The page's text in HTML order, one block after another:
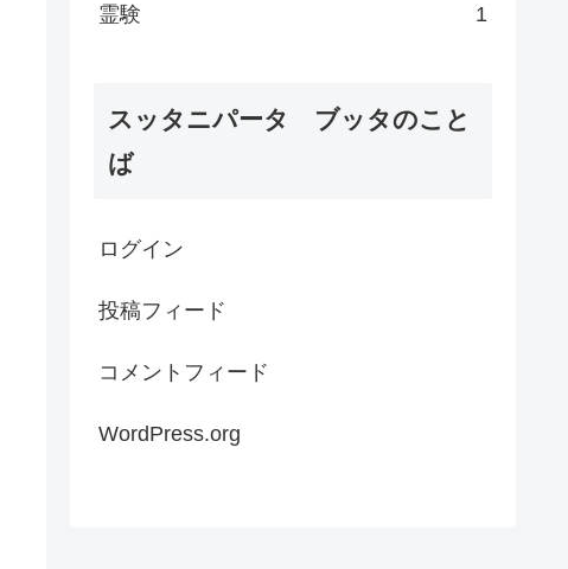
霊験 1
スッタニパータ ブッタのこと
ば
ログイン
投稿フィード
コメントフィード
WordPress.org